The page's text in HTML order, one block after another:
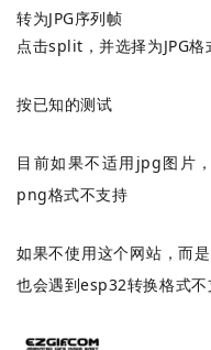
转为JPG序列帧
点击split，并选择为JPG格
按已知的测试
目前如果不适用jpg图片
png格式不支持
如果不使用这个网站，而
也会遇到esp32转换格式不